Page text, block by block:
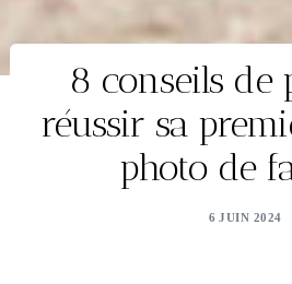
8 conseils de
réussir sa
photo de
6 JUIN 2024